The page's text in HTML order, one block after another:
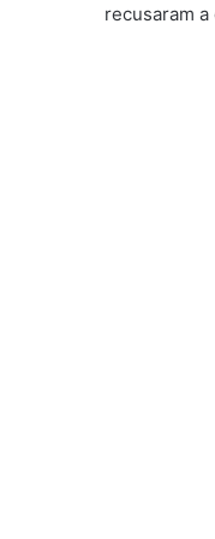
recusaram